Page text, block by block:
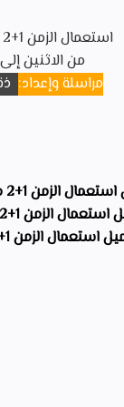
استعمال الزمن 1+2 مجال حضري
من الاثنين
مراسلة وإعداد:
الزمن 1+2 مجال حضري - صيغة 1
الزمن 1+2 عربية مجال صيغة 2
الزمن 1+2 فرنسية صيغة 2